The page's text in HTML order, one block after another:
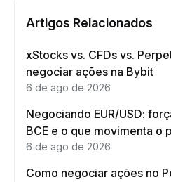
Artigos Relacionados
xStocks vs. CFDs vs.
negociar ações na Bybit
6 de ago de 2026
Negociando EUR/USD:
BCE e o que movimenta o
6 de ago de 2026
Como negociar ações no